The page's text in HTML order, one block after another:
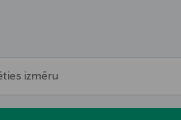
izmēru